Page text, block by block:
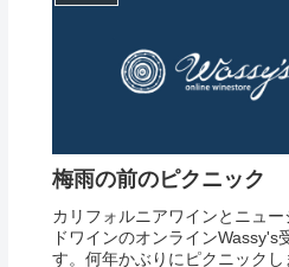
梅雨の前のピクニック
カリフォルニアワインとニュー
ドワインのオンラインWassy's
す。何年かぶりにピクニックし